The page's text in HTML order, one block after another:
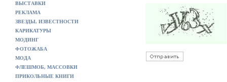
ВЫСТАВКИ
РЕКЛАМА
ЗВЕЗДЫ, ИЗВЕСТНОСТИ
КАРИКАТУРЫ
МОДИНГ
ФОТОЖАБА
МОДА
ФЛЕШМОБ, МАССОВКИ
ПРИКОЛЬНЫЕ КНИГИ